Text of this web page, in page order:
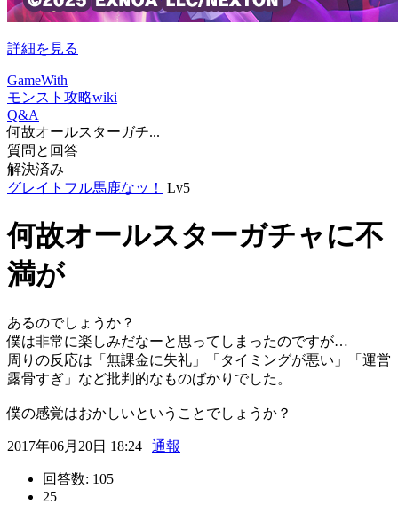
詳細を見る
GameWith
モンスト攻略wiki
Q&A
何故オールスターガチ...
質問と回答
解決済み
グレイトフル馬鹿なッ！
Lv5
何故オールスターガチャに不
満が
あるのでしょうか？
僕は非常に楽しみだなーと思ってしまったのですが…
周りの反応は「無課金に失礼」「タイミングが悪い」「運営
露骨すぎ」など批判的なものばかりでした。
僕の感覚はおかしいということでしょうか？
2017年06月20日 18:24 | 通報
回答数: 105
25